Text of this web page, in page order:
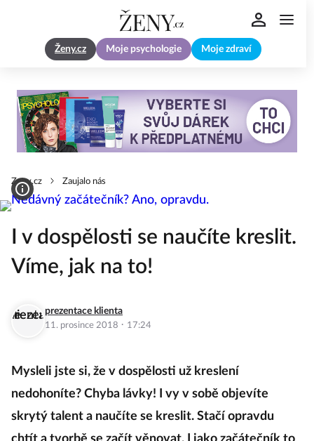
Ženy.cz Moje psychologie Moje zdraví
Zeny.cz Zaujalo nás
I v dospělosti se naučíte kreslit.
Víme, jak na to!
prezentace klienta
11. prosince 2018 · 17:24
Mysleli jste si, že v dospělosti už kreslení
nedohoníte? Chyba lávky! I vy v sobě objevíte
skrytý talent a naučíte se kreslit. Stačí opravdu